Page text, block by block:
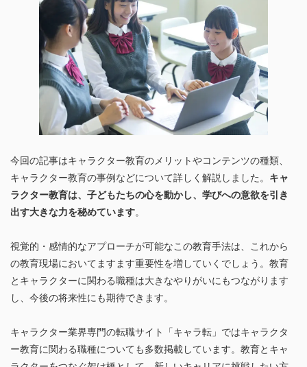
今回の記事はキャラクター教育のメリットやコンテンツの種類、
キャラクター教育の事例などについて詳しく解説しました。 キャ
ラクター教育は、子どもたちの心を動かし、学びへの意欲を引き
出す大きな力を秘めています。
視覚的・感情的なアプローチが可能なこの教育手法は、これから
の教育現場においてますます重要性を増していくでしょう。教育
とキャラクターに関わる職種は大きなやりがいにもつながります
し、今後の将来性にも期待できます。
キャラクター業界専門の転職サイト「キャラ転」ではキャラクタ
ー教育に関わる職種についても多数掲載しています。教育とキャ